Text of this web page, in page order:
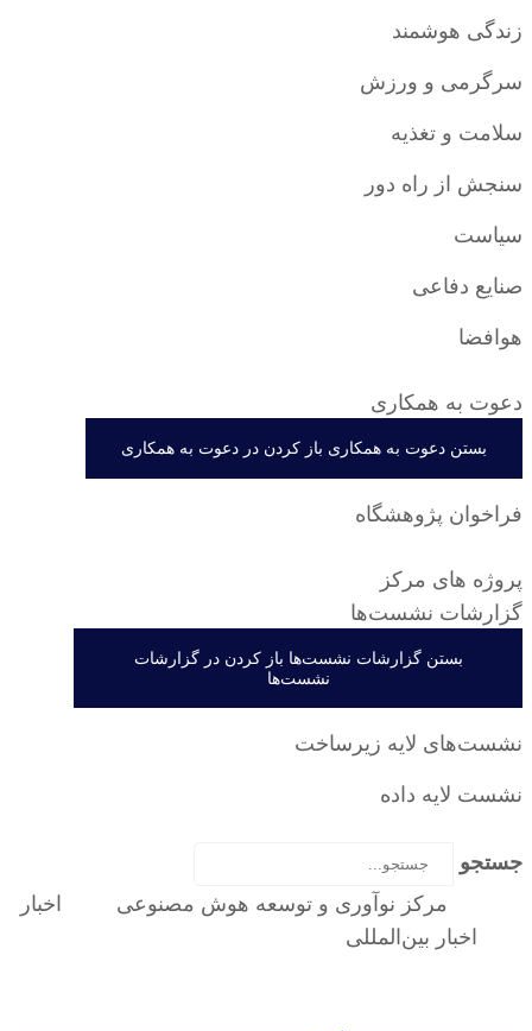
زندگی هوشمند
سرگرمی و ورزش
سلامت و تغذیه
سنجش از راه دور
سیاست
صنایع دفاعی
هوافضا
دعوت به همکاری
بستن دعوت به همکاری باز کردن در دعوت به همکاری
فراخوان پژوهشگاه
پروژه های مرکز
گزارشات نشست‌ها
بستن گزارشات نشست‌ها باز کردن در گزارشات
نشست‌ها
نشست‌‌های لایه زیرساخت
نشست لایه داده
جستجو
مرکز نوآوری و توسعه هوش مصنوعی
اخبار
اخبار بین‌المللی